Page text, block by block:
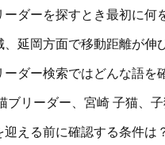
ーダーを探すとき最初に何
、延岡方面で移動距離が伸
ーダー検索ではどんな語を
ブリーダー、宮崎 子猫、
える前に確認する条件は